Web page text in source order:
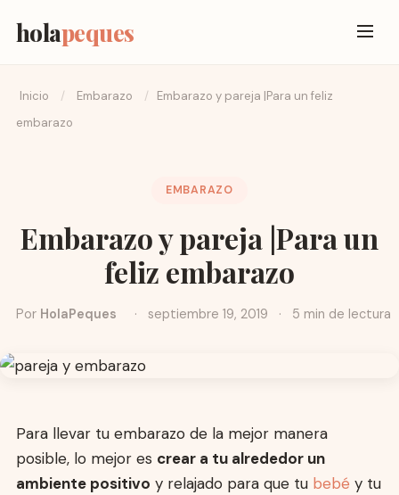
holapeques
Inicio / Embarazo /
Embarazo y pareja |Para un feliz
embarazo
EMBARAZO
Embarazo y pareja |Para un
feliz embarazo
Por HolaPeques · septiembre 19, 2019 · 5 min de lectura
Para llevar tu embarazo de la mejor manera
posible, lo mejor es crear a tu alrededor un
ambiente positivo y relajado para que tu bebé y tu